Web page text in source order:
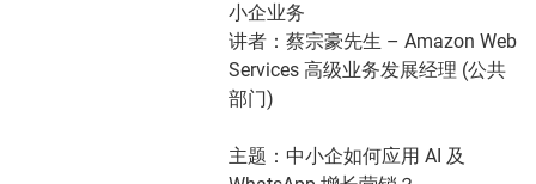
小企业务
讲者：蔡宗豪先生 – Amazon Web
Services 高级业务发展经理 (公共
部门)
主题：中小企如何应用 AI 及